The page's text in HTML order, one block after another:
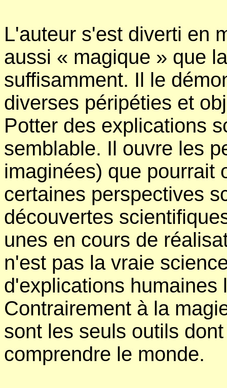
L'auteur s'est diverti en
aussi « magique » que
suffisamment. Il le
diverses péripéties et
Potter des explications
semblable. Il ouvre les
imaginées) que pourrait
certaines perspectives
découvertes
unes en cours de
n'est pas la vraie
d'explications humaines
Contrairement à la
sont les seuls outils
comprendre le monde.